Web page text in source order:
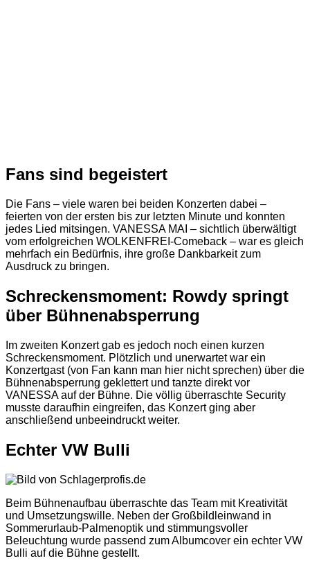
Fans sind begeistert
Die Fans – viele waren bei beiden Konzerten dabei –
feierten von der ersten bis zur letzten Minute und konnten
jedes Lied mitsingen. VANESSA MAI – sichtlich überwältigt
vom erfolgreichen WOLKENFREI-Comeback – war es gleich
mehrfach ein Bedürfnis, ihre große Dankbarkeit zum
Ausdruck zu bringen.
Schreckensmoment: Rowdy springt
über Bühnenabsperrung
Im zweiten Konzert gab es jedoch noch einen kurzen
Schreckensmoment. Plötzlich und unerwartet war ein
Konzertgast (von Fan kann man hier nicht sprechen) über die
Bühnenabsperrung geklettert und tanzte direkt vor
VANESSA auf der Bühne. Die völlig überraschte Security
musste daraufhin eingreifen, das Konzert ging aber
anschließend unbeeindruckt weiter.
Echter VW Bulli
Beim Bühnenaufbau überraschte das Team mit Kreativität
und Umsetzungswille. Neben der Großbildleinwand in
Sommerurlaub-Palmenoptik und stimmungsvoller
Beleuchtung wurde passend zum Albumcover ein echter VW
Bulli auf die Bühne gestellt.